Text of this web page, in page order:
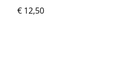
€ 12,50